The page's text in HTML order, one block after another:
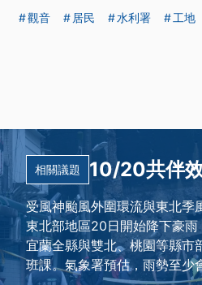
觀音
居民 水利署 工地
相關議題 10/20共伴
受風神颱風外圍環流與東北季
東北部地區20日開始降下豪雨
宜蘭全縣與雙北、桃園等縣市
班課。氣象署預估，雨勢至少